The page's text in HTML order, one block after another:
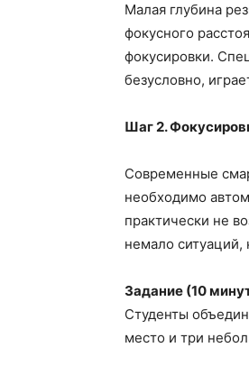
Малая глубина
фокусного
фокусировки.
безусловно,
Шаг 2.
Современные
необходимо
практически не
немало ситуаций,
Задание (10
Студенты
место и три